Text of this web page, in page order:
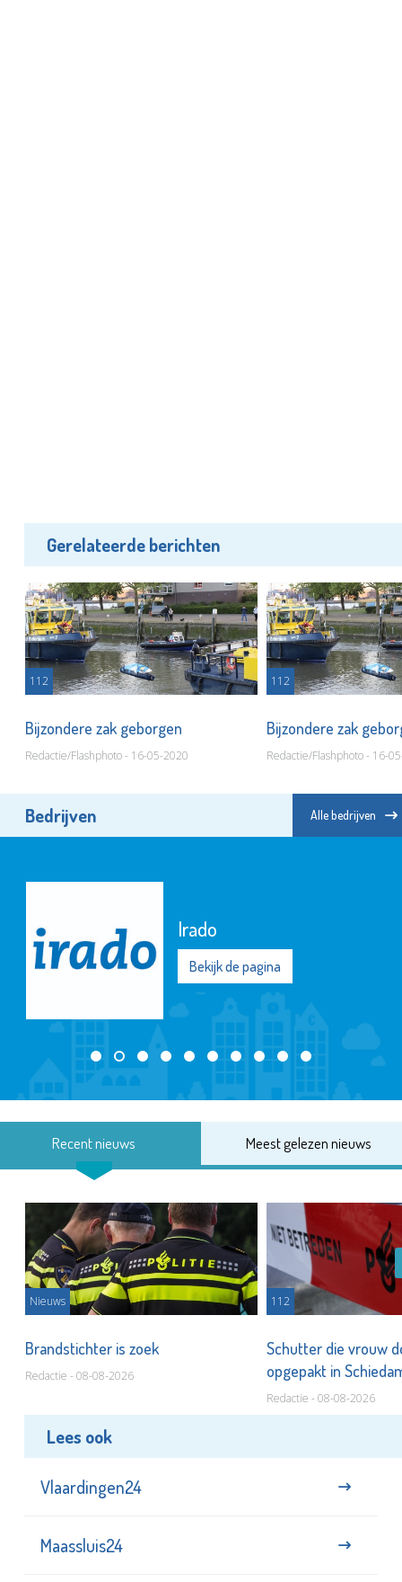
Gerelateerde berichten
112
Bijzondere zak geborgen
Redactie/Flashphoto - 16-05-2020
112
Bijzondere zak
Redactie/Flashphoto - 16-
Bedrijven Alle bedrijven
Bekijk de pagina
Nieuws
Brandstichter is zoek
Redactie - 08-08-2026
112
Schutter die vrouw
opgepakt in
Redactie - 08-08-2026
Vlaardingen24